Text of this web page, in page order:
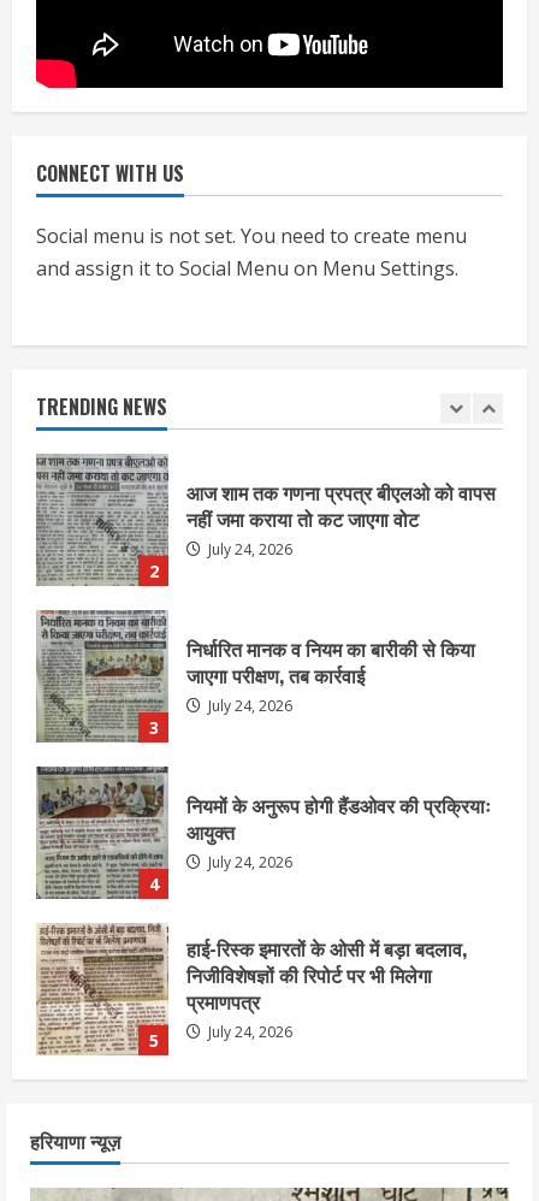
CONNECT WITH US
Social menu is not set. You need to create menu
and assign it to Social Menu on Menu Settings.
TRENDING NEWS
निजीविशेषज्ञों की रिपोर्ट पर भी मिलेगा
July 24, 2026
1
एचईआरसी के अध्यक्ष नंद लाल का निधन
2
3
निर्धारित मानक व नियम का बारीकी से किया
जाएगा परीक्षण, तब कार्रवाई
July 24, 2026
4
नियमों के अनुरूप होगी हैंडओवर की प्रक्रियाः
आयुक्त
July 24, 2026
5
हाई-रिस्क इमारतों के ओसी में बड़ा बदलाव,
निजीविशेषज्ञों की रिपोर्ट पर भी मिलेगा
प्रमाणपत्र
July 24, 2026
1
एचईआरसी के अध्यक्ष नंद लाल का निधन
July 24, 2026
हरियाणा न्यूज़